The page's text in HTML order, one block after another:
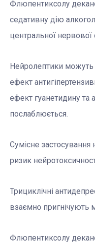
Флюпентиксолу
седативну дію
центральної нервової
Нейролептики
ефект
ефект гуанетидину та
послаблюється.
Сумісне застосування
ризик
Трициклічні
взаємно пригнічують
Флюпентиксолу